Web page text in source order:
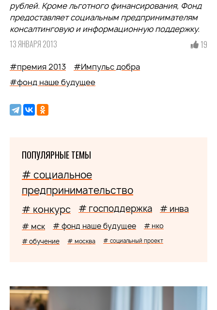
рублей. Кроме льготного финансирования, Фонд
предоставляет социальным предпринимателям
консалтинговую и информационную поддержку.
13 ЯНВАРЯ 2013 19
#премия 2013
#Импульс добра
#фонд наше будущее
ПОПУЛЯРНЫЕ ТЕМЫ
# социальное
предпринимательство
# конкурс # господдержка # инва
# мск # фонд наше будущее # нко
# обучение # москва # социальный проект